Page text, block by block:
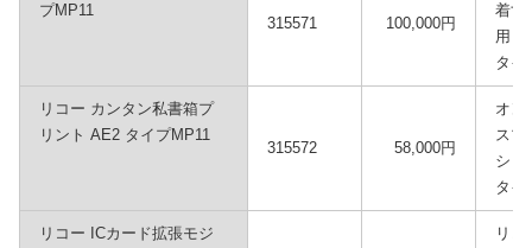
プMP11
315571 100,000円
着す
用）
タイ
リコー カンタン私書箱プ
リント AE2 タイプMP11
315572 58,000円
オン
スプ
ショ
タイ
リコー ICカード拡張モジ
リ